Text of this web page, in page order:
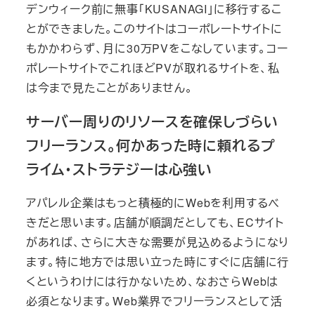
デンウィーク前に無事「KUSANAGI」に移行するこ
とができました。このサイトはコーポレートサイトに
もかかわらず、月に30万PVをこなしています。コー
ポレートサイトでこれほどPVが取れるサイトを、私
は今まで見たことがありません。
サーバー周りのリソースを確保しづらい
フリーランス。何かあった時に頼れるプ
ライム・ストラテジーは心強い
アパレル企業はもっと積極的にWebを利用するべ
きだと思います。店舗が順調だとしても、ECサイト
があれば、さらに大きな需要が見込めるようになり
ます。特に地方では思い立った時にすぐに店舗に行
くというわけには行かないため、なおさらWebは
必須となります。Web業界でフリーランスとして活